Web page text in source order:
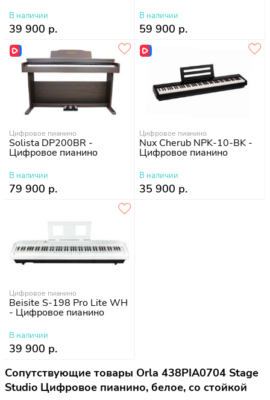
В наличии
39 900 р.
В наличии
59 900 р.
Цифровое пианино
Solista DP200BR -
Цифровое пианино
В наличии
79 900 р.
Цифровое пианино
Nux Cherub NPK-10-BK -
Цифровое пианино
В наличии
35 900 р.
Цифровое пианино
Beisite S-198 Pro Lite WH
- Цифровое пианино
В наличии
39 900 р.
Сопутствующие товары Orla 438PIA0704 Stage
Studio Цифровое пианино, белое, со стойкой